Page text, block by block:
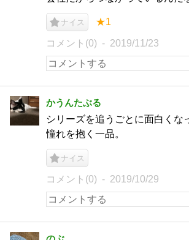
ナイス ★1
コメント(0) 2019/11/23
かうんたぶる
シリーズを追うごとに面白くな
憧れを抱く一品。
ナイス
コメント(0) 2019/10/29